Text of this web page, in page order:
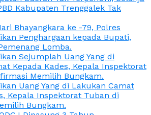
Kabupaten Trenggalek Tak
Bhayangkara ke -79, Polres
Penghargaan kepada Bupati,
Lomba.
Sejumplah Uang Yang di
Kepada Kades, Kepala Inspektorat
Memilih Bungkam.
Uang Yang di Lakukan Camat
Kepala Inspektorat Tuban di
Bungkam.